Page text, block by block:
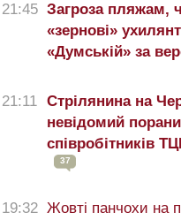
21:45 Загроза пляжам,
«зернові»
«Думській» за
21:11 Стрілянина на
невідомий
співробітників
37
19:32 Жовті панчохи на